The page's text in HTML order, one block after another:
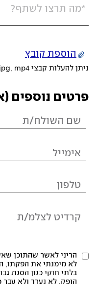
הוספת קובץ
ניתן להעלות קבצי mov, png, jpeg, jpg, mp4 עד 200MB
פרטים נוספים
הריני לאשר שהתוכן
לא מימנתי את הפקתו,
בלתי חוקי כגון הסגת
הופק, לא נערך ולא עבר